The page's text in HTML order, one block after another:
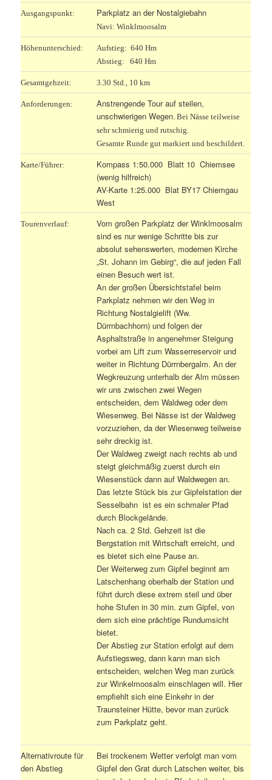
Ausgangspunkt: Parkplatz an der Nostalgiebahn
Navi: Winklmoosalm
Höhenunterschied:
Aufstieg: 640 Hm
Abstieg: 640 Hm
Gesamtgehzeit: 3.30 Std., 10 km
Anforderungen:
Anstrengende Tour auf steilen,
unschwierigen Wegen . Bei Nässe teilweise
sehr schmierig und rutschig.
Gesamte Runde gut markiert und beschildert.
Karte/Führer:
Kompass 1:50.000 Blatt 10 Chiemsee
(wenig hilfreich)
AV-Karte 1:25.000 Blat BY17 Chiemgau
West
Tourenverlauf:
Vom großen Parkplatz der Winklmoosalm
sind es nur wenige Schritte bis zur
absolut sehenswerten, modernen Kirche
„St. Johann im Gebirg“, die auf jeden Fall
einen Besuch wert ist.
An der großen Übersichtstafel beim
Parkplatz nehmen wir den Weg in
Richtung Nostalgielift (Ww.
Dürrnbachhorn) und folgen der
Asphaltstraße in angenehmer Steigung
vorbei am Lift zum Wasserreservoir und
weiter in Richtung Dürrnbergalm. An der
Wegkreuzung unterhalb der Alm müssen
wir uns zwischen zwei Wegen
entscheiden, dem Waldweg oder dem
Wiesenweg. Bei Nässe ist der Waldweg
vorzuziehen, da der Wiesenweg teilweise
sehr dreckig ist.
Der Waldweg zweigt nach rechts ab und
steigt gleichmäßig zuerst durch ein
Wiesenstück dann auf Waldwegen an.
Das letzte Stück bis zur Gipfelstation der
Sesselbahn ist es ein schmaler Pfad
durch Blockgelände.
Nach ca. 2 Std. Gehzeit ist die
Bergstation mit Wirtschaft erreicht, und
es bietet sich eine Pause an.
Der Weiterweg zum Gipfel beginnt am
Latschenhang oberhalb der Station und
führt durch diese extrem steil und über
hohe Stufen in 30 min. zum Gipfel, von
dem sich eine prächtige Rundumsicht
bietet.
Der Abstieg zur Station erfolgt auf dem
Aufstiegsweg, dann kann man sich
entscheiden, welchen Weg man zurück
zur Winkelmoosalm einschlagen will. Hier
empfiehlt sich eine Einkehr in der
Traunsteiner Hütte, bevor man zurück
zum Parkplatz geht.
Alternativroute für
den Abstieg
Bei trockenem Wetter verfolgt man vom
Gipfel den Grat durch Latschen weiter, bis